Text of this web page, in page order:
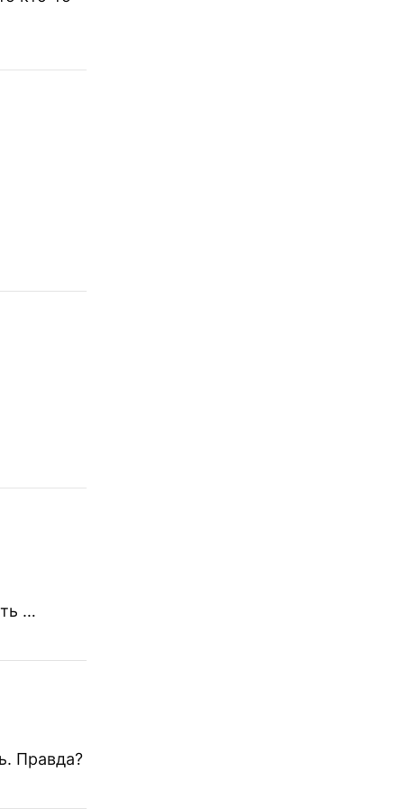
…
Правда?